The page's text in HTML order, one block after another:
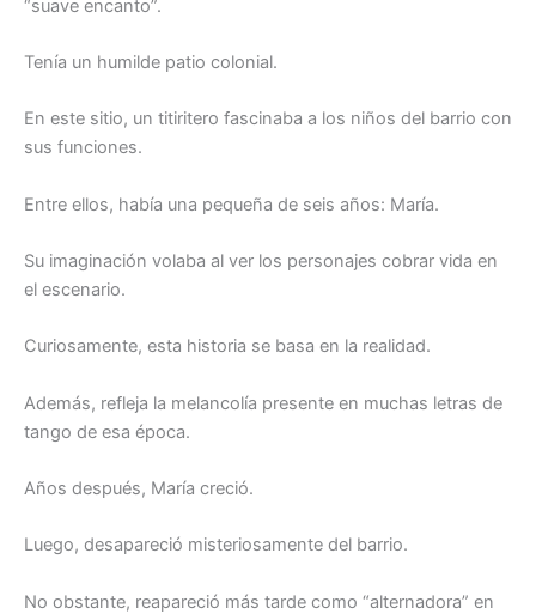
“suave encanto”.
Tenía un humilde patio colonial.
En este sitio, un titiritero fascinaba a los niños del barrio con
sus funciones.
Entre ellos, había una pequeña de seis años: María.
Su imaginación volaba al ver los personajes cobrar vida en
el escenario.
Curiosamente, esta historia se basa en la realidad.
Además, refleja la melancolía presente en muchas letras de
tango de esa época.
Años después, María creció.
Luego, desapareció misteriosamente del barrio.
No obstante, reapareció más tarde como “alternadora” en